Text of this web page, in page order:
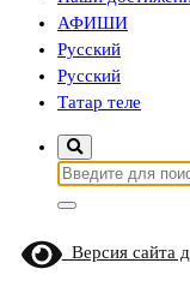
АФИШИ
Русский
Русский
Татар теле
Найти:
Версия сайта